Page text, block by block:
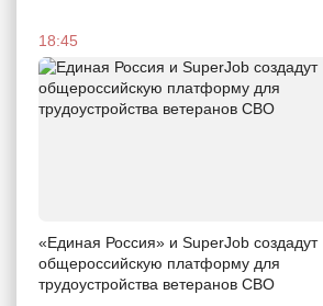
18:45
«Единая Россия» и SuperJob создадут
общероссийскую платформу для
трудоустройства ветеранов СВО